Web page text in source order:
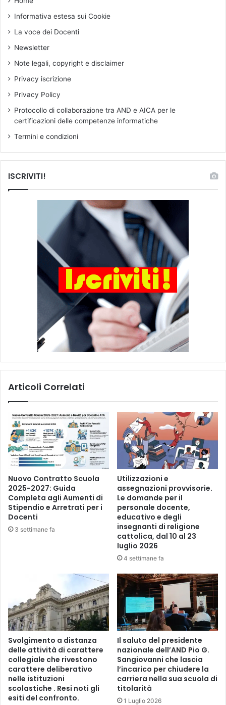
e
r
s
t
i
t
e
Informativa estesa sui Cookie
La voce dei Docenti
Newsletter
Note legali, copyright e disclaimer
Privacy iscrizione
Privacy Policy
Protocollo di collaborazione tra AND e AICA per le
certificazioni delle competenze informatiche
Termini e condizioni
ISCRIVITI!
Articoli Correlati
Nuovo Contratto Scuola
2025-2027: Guida
Completa agli Aumenti di
Stipendio e Arretrati per i
Docenti
3 settimane fa
Utilizzazioni e
assegnazioni provvisorie.
Le domande per il
personale docente,
educativo e degli
insegnanti di religione
cattolica, dal 10 al 23
luglio 2026
4 settimane fa
Svolgimento a distanza
delle attività di carattere
collegiale che rivestono
carattere deliberativo
nelle istituzioni
scolastiche . Resi noti gli
esiti del confronto.
Il saluto del presidente
nazionale dell’AND Pio G.
Sangiovanni che lascia
l’incarico per chiudere la
carriera nella sua scuola di
titolarità
1 Luglio 2026